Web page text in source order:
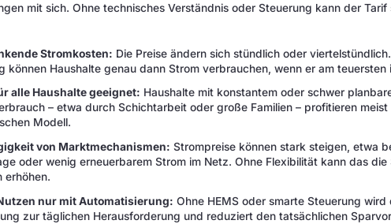
mit sich. Ohne technisches Verständnis oder Steuerung kann der Tarif
Stromkosten: Die Preise ändern sich stündlich oder
können Haushalte genau dann Strom verbrauchen, wenn er am teuersten
alle Haushalte geeignet: Haushalte mit konstantem oder schwer
– etwa durch Schichtarbeit oder große Familien – profitieren
Modell.
von Marktmechanismen: Strompreise können stark steigen, etwa
oder wenig erneuerbarem Strom im Netz. Ohne Flexibilität kann das die
erhöhen.
nur mit Automatisierung: Ohne HEMS oder smarte Steuerung wird
zur täglichen Herausforderung und reduziert den tatsächlichen